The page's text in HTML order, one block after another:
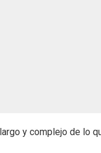
y complejo de lo